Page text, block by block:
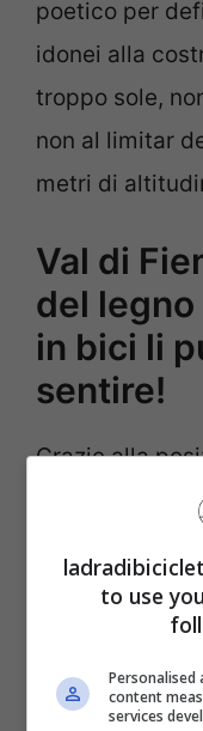
poetico per
idonei alla
troppo sole,
non al limitar
metri di
Val di
del
in bici li
sentire!
Grazie alla
perfettamente
costituivano
minuscole
abeti rossi
una
to use
Personalised
content
services